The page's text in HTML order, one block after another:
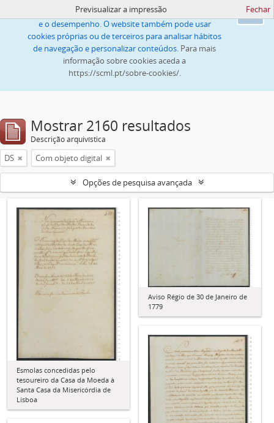
Ok
Este website utiliza cookies para melhorar a navegação
e o desempenho. O website também pode usar
cookies próprias ou de terceiros para analisar hábitos
de navegação e personalizar conteúdos. Para mais
informação sobre cookies aceda a
https://scml.pt/sobre-cookies/.
Previsualizar a impressão Fechar
Mostrar 2160 resultados
Descrição arquivística
DS Com objeto digital
Opções de pesquisa avançada
Esmolas concedidas pelo
tesoureiro da Casa da Moeda à
Santa Casa da Misericórdia de
Lisboa
Aviso Régio de 30 de Janeiro de
1779